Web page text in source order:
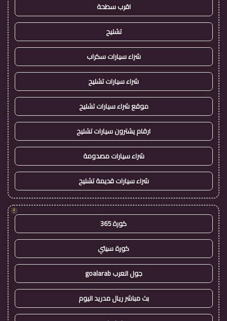
اقرب سطحة
تشليح
شراء سيارات سكراب
شراء سيارات تشليح
موقع شراء سيارات تشليح
ارقام يشترون سيارات تشليح
شراء سيارات مصدومة
شراء سيارات قديمة تشليح
!
كورة 365
كورة سيتي
جول العرب goalarab
بث مباشر ريال مدريد اليوم